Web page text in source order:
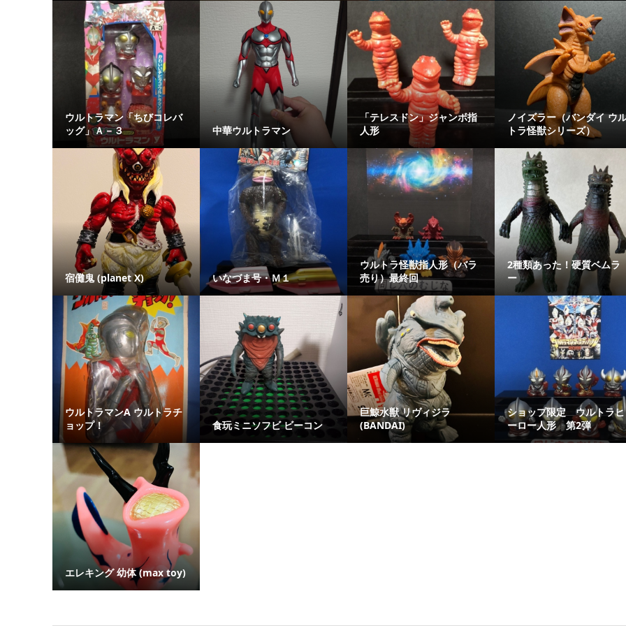
ウルトラマン「ちびコレバ
ッグ」Ａ－３
中華ウルトラマン
「テレスドン」ジャンボ指
人形
ノイズラー（バンダイ ウ
トラ怪獣シリーズ）
宿儺鬼 (planet X) いなづま号・Ｍ１
ウルトラ怪獣指人形（バラ
売り）最終回
2種類あった！硬質ベムラ
ー
ウルトラマンA ウルトラチ
ョップ！
食玩ミニソフビ ビーコン
巨鯨水獣 リヴィジラ
(BANDAI)
ショップ限定 ウルトラヒ
ーロー人形 第2弾
エレキング 幼体 (max toy)